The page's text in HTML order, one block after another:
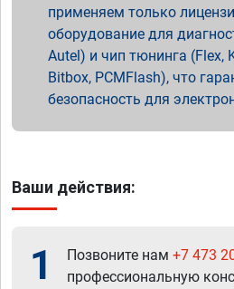
применяем только
оборудование для
Autel) и чип тюнинга (Flex,
Bitbox, PCMFlash), что
безопасность для
Ваши действия:
1 Позвоните нам +7 473
профессиональную